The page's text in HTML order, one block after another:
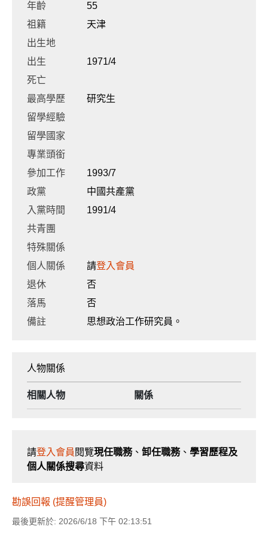
年齡
55
祖籍
天津
出生地
出生
1971/4
死亡
最高學歷
研究生
留學經驗
留學國家
專業頭銜
參加工作
1993/7
政黨
中國共產黨
入黨時間
1991/4
共青團
特殊關係
個人關係
請登入會員
退休
否
落馬
否
備註
思想政治工作研究員。
人物關係
相關人物 關係
請登入會員 閱覽現任職務、 卸任職務、 學習歷程及
個人關係搜尋資料
勘誤回報 (提醒管理員)
最後更新於: 2026/6/18 下午 02:13:51